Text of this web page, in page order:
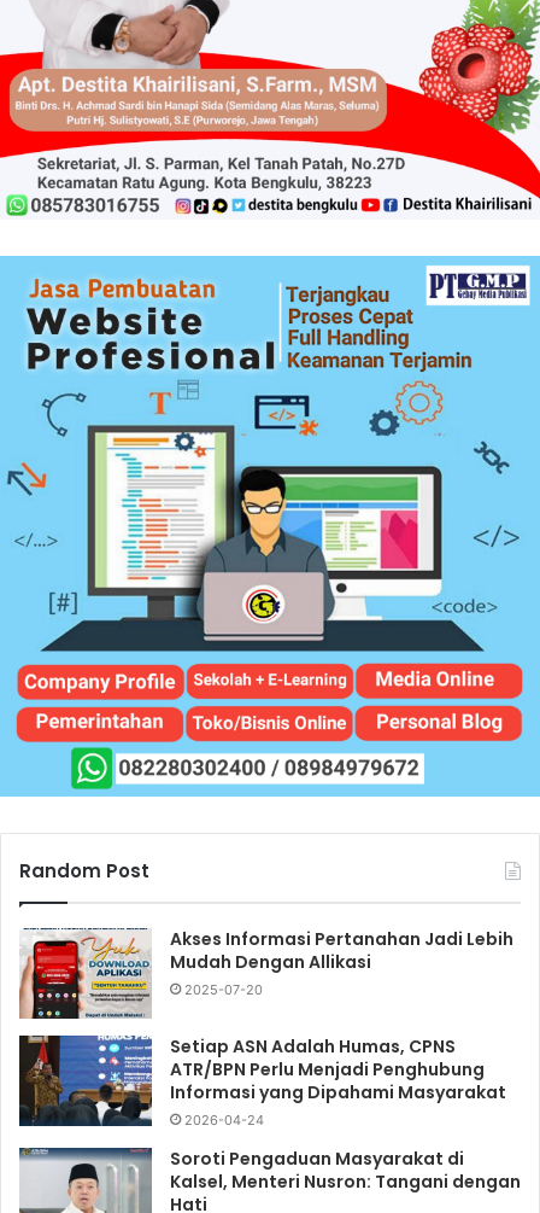
Random Post
Akses Informasi Pertanahan Jadi Lebih
Mudah Dengan Allikasi
2025-07-20
Setiap ASN Adalah Humas, CPNS
ATR/BPN Perlu Menjadi Penghubung
Informasi yang Dipahami Masyarakat
2026-04-24
Soroti Pengaduan Masyarakat di
Kalsel, Menteri Nusron: Tangani dengan
Hati